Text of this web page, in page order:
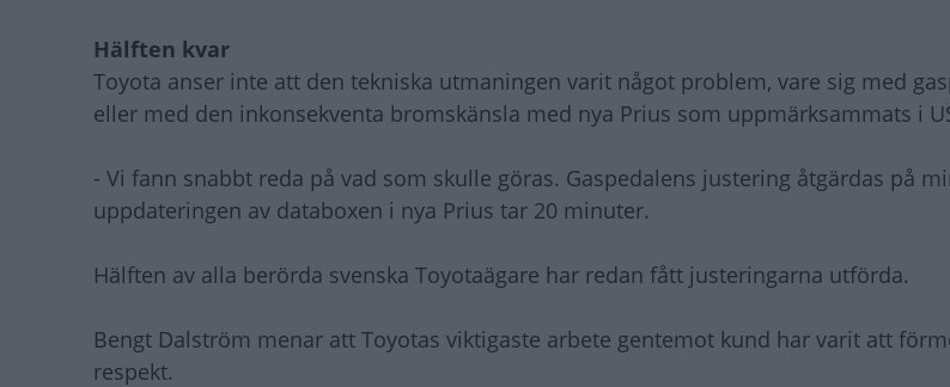
Hälften kvar
Toyota anser inte att den tekniska utmaningen varit något problem, vare sig med
eller med den inkonsekventa bromskänsla med nya Prius som uppmärksammats i
- Vi fann snabbt reda på vad som skulle göras. Gaspedalens justering åtgärdas på
uppdateringen av databoxen i nya Prius tar 20 minuter.
Hälften av alla berörda svenska Toyotaägare har redan fått justeringarna utförda.
Bengt Dalström menar att Toyotas viktigaste arbete gentemot kund har varit att
respekt.